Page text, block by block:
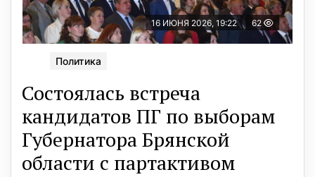
16 ИЮНЯ 2026, 19:22 62
Политика
Состоялась встреча
кандидатов ПГ по выборам
Губернатора Брянской
области с партактивом